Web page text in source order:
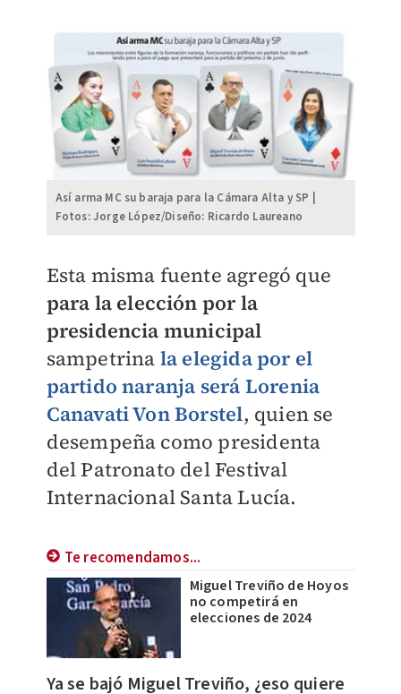
Así arma MC su baraja para la Cámara Alta y SP |
Fotos: Jorge López/Diseño: Ricardo Laureano
Esta misma fuente agregó que
para la elección por la
presidencia municipal
sampetrina la elegida por el
partido naranja será Lorenia
Canavati Von Borstel, quien se
desempeña como presidenta
del Patronato del Festival
Internacional Santa Lucía.
Te recomendamos...
Miguel Treviño de Hoyos
no competirá en
elecciones de 2024
Ya se bajó Miguel Treviño, ¿eso quiere